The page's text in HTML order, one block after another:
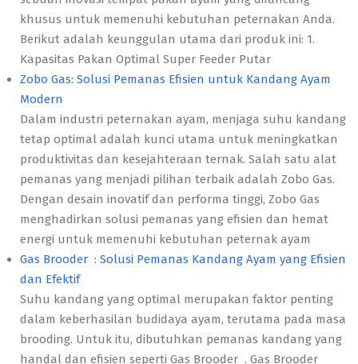
khusus untuk memenuhi kebutuhan peternakan Anda.
Berikut adalah keunggulan utama dari produk ini: 1.
Kapasitas Pakan Optimal Super Feeder Putar
Zobo Gas: Solusi Pemanas Efisien untuk Kandang Ayam
Modern
Dalam industri peternakan ayam, menjaga suhu kandang
tetap optimal adalah kunci utama untuk meningkatkan
produktivitas dan kesejahteraan ternak. Salah satu alat
pemanas yang menjadi pilihan terbaik adalah Zobo Gas.
Dengan desain inovatif dan performa tinggi, Zobo Gas
menghadirkan solusi pemanas yang efisien dan hemat
energi untuk memenuhi kebutuhan peternak ayam
Gas Brooder : Solusi Pemanas Kandang Ayam yang Efisien
dan Efektif
Suhu kandang yang optimal merupakan faktor penting
dalam keberhasilan budidaya ayam, terutama pada masa
brooding. Untuk itu, dibutuhkan pemanas kandang yang
handal dan efisien seperti Gas Brooder . Gas Brooder